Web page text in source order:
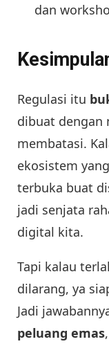
dan
Regulasi itu
dibuat dengan
membatasi.
ekosistem
terbuka buat
jadi senjata
digital kita.
Tapi kalau
dilarang, ya
Jadi
peluang emas